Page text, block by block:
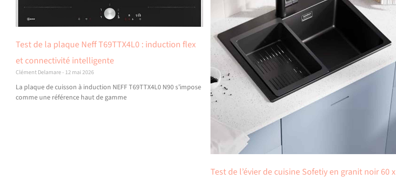
Test de la plaque Neff T69TTX4L0 : induction flex
et connectivité intelligente
Clément Delamare 12 mai 2026
La plaque de cuisson à induction NEFF T69TTX4L0 N90 s’impose
comme une référence haut de gamme
Test de l’évier de cuisine Sofetiy en granit noir 60 x